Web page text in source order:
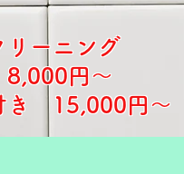
ーニング
円～
き 15,000円～​​